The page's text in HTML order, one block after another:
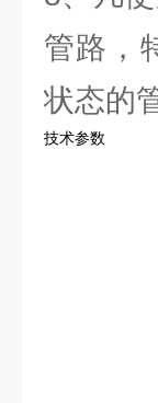
管路，
状态的
技术参数